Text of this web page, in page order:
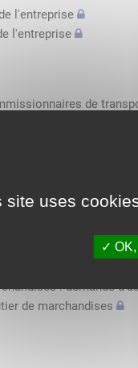
site uses
OK,
l'entreprise
l'entreprise
de
routiers
dans l'espace
dans l'espace
: demande
de marchandises